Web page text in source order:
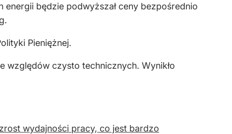
będzie podwyższał ceny bezpośrednio
Pieniężnej.
względów czysto technicznych. Wynikło
wydajności pracy, co jest bardzo